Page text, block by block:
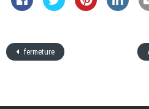
fermeture